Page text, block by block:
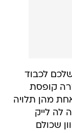
לכבוד
קופסת
מהן תלויה
לייק
שכולם